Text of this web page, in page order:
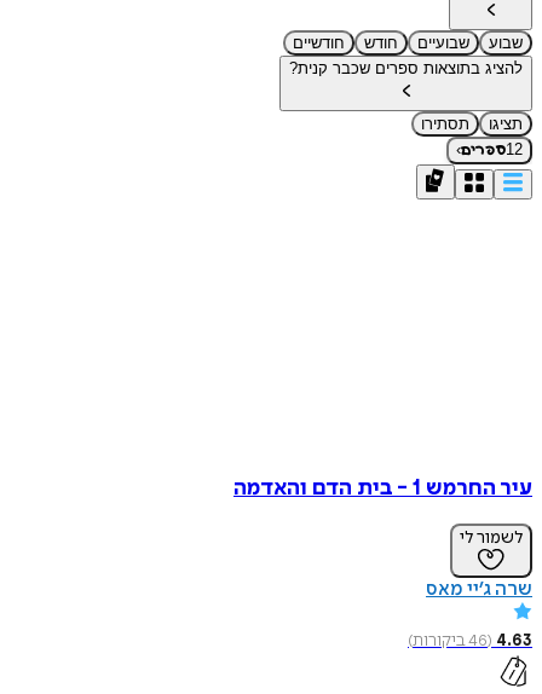
שבוע שבועיים חודש
חודשיים
להציג בתוצאות ספרים שכבר קנית?
תציגו
תסתירו
12ספרים›
עיר החרמש 1 - בית הדם והאדמה
לשמור לי
שרה ג’יי מאס
4.63
(
46ביקורות)